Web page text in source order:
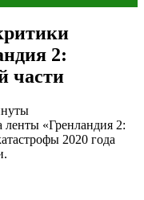
2:
части
ленты «Гренландия 2:
2020 года